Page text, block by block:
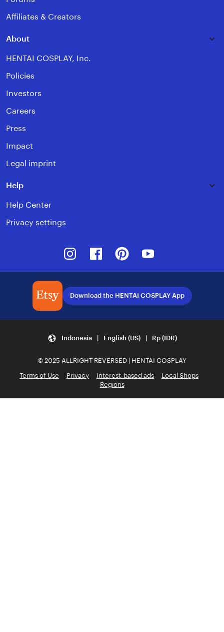
Affiliates & Creators
About
HENTAI COSPLAY, Inc.
Policies
Investors
Careers
Press
Impact
Legal imprint
Help
Help Center
Privacy settings
InstagramFacebookPinterest
Download the HENTAI COSPLAY App
Indonesia | English (US) | Rp (IDR)
© 2025 ALLRIGHT REVERSED | HENTAI COSPLAY
Terms of Use
Privacy Interest-based ads
Local Shops
Regions